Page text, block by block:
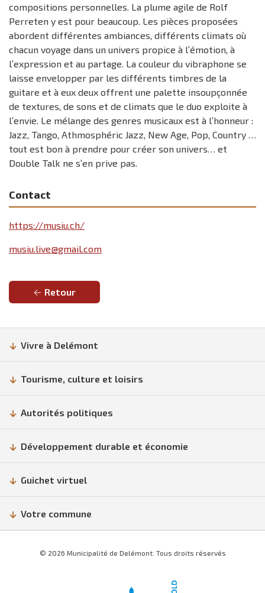
compositions personnelles. La plume agile de Rolf
Perreten y est pour beaucoup. Les pièces proposées
abordent différentes ambiances, différents climats où
chacun voyage dans un univers propice à l’émotion, à
l’expression et au partage. La couleur du vibraphone se
laisse envelopper par les différents timbres de la
guitare et à eux deux offrent une palette insoupçonnée
de textures, de sons et de climats que le duo exploite à
l’envie. Le mélange des genres musicaux est à l’honneur :
Jazz, Tango, Athmosphéric Jazz, New Age, Pop, Country …
tout est bon à prendre pour créer son univers… et
Double Talk ne s’en prive pas.
Contact
https://musiu.ch/
musiu.live@gmail.com
Retour
Vivre à Delémont
Tourisme, culture et loisirs
Autorités politiques
Développement durable et économie
Guichet virtuel
Votre commune
© 2026 Municipalité de Delémont. Tous droits réservés